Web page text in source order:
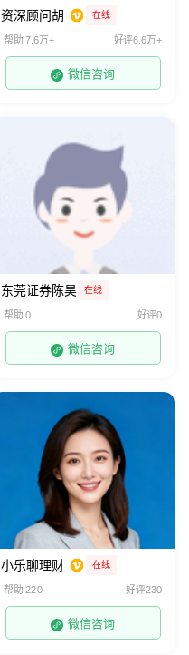
资深顾问胡 在线
帮助 7.6万+ 好评6.6万+
微信咨询
东莞证券陈昊 在线
帮助 0 好评0
微信咨询
小乐聊理财 在线
帮助 220 好评230
微信咨询